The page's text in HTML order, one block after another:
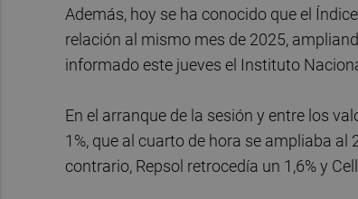
Además, hoy se ha conocido que el
relación al mismo mes de 2025,
informado este jueves el Instituto
En el arranque de la sesión y entre los
1%, que al cuarto de hora se ampliaba al
contrario, Repsol retrocedía un 1,6% y